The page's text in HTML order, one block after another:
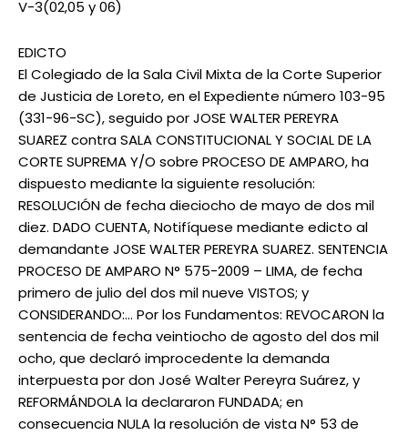
V-3(02,05 y 06)
EDICTO
El Colegiado de la Sala Civil Mixta de la Corte Superior
de Justicia de Loreto, en el Expediente número 103-95
(331-96-SC), seguido por JOSE WALTER PEREYRA
SUAREZ contra SALA CONSTITUCIONAL Y SOCIAL DE LA
CORTE SUPREMA Y/O sobre PROCESO DE AMPARO, ha
dispuesto mediante la siguiente resolución:
RESOLUCIÓN de fecha dieciocho de mayo de dos mil
diez. DADO CUENTA, Notifíquese mediante edicto al
demandante JOSE WALTER PEREYRA SUAREZ. SENTENCIA
PROCESO DE AMPARO N° 575-2009 – LIMA, de fecha
primero de julio del dos mil nueve VISTOS; y
CONSIDERANDO:… Por los Fundamentos: REVOCARON la
sentencia de fecha veintiocho de agosto del dos mil
ocho, que declaró improcedente la demanda
interpuesta por don José Walter Pereyra Suárez, y
REFORMÁNDOLA la declararon FUNDADA; en
consecuencia NULA la resolución de vista N° 53 de